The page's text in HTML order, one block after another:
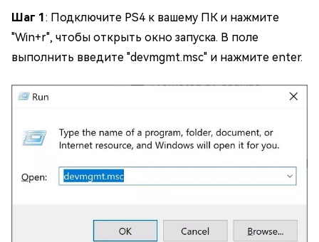
Шаг 1: Подключите PS4 к вашему ПК и нажмите
"Win+r", чтобы открыть окно запуска. В поле
выполнить введите "devmgmt.msc" и нажмите enter.